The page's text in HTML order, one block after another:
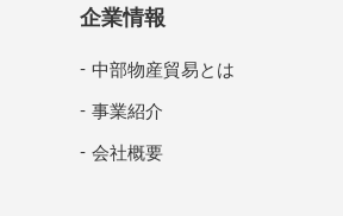
企業情報
中部物産貿易とは
事業紹介
会社概要